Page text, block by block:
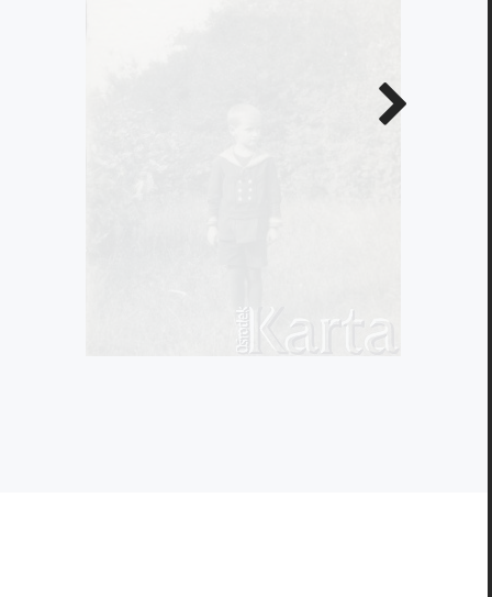
Następne
zdjęcie